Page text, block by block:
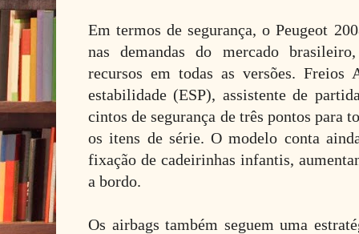
Em termos de segurança, o Peugeot
nas demandas do mercado
recursos em todas as versões. Freios
estabilidade (ESP), assistente de
cintos de segurança de três pontos para
os itens de série. O modelo conta
fixação de cadeirinhas infantis,
a bordo.
Os airbags também seguem uma